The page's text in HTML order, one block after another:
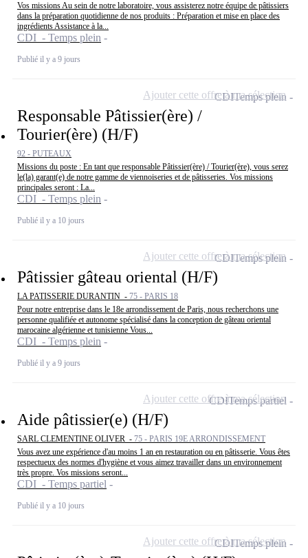
Vos missions Au sein de notre laboratoire, vous assisterez notre équipe de pâtissiers
dans la préparation quotidienne de nos produits : Préparation et mise en place des
ingrédients Assistance à la...
CDI - Temps plein
Publié il y a 9 jours
Responsable Pâtissier(ère) /
Tourier(ère) (H/F)
92 - PUTEAUX
Missions du poste : En tant que responsable Pâtissier(ère) / Tourier(ère), vous serez
le(la) garant(e) de notre gamme de viennoiseries et de pâtisseries. Vos missions
principales seront : La...
CDI - Temps plein
Publié il y a 10 jours
CDITemps plein
Ajouter cette offre à ma sélection
Pâtissier gâteau oriental (H/F)
LA PATISSERIE DURANTIN - 75 - PARIS 18
Pour notre entreprise dans le 18e arrondissement de Paris, nous recherchons une
personne qualifiée et autonome spécialisé dans la conception de gâteau oriental
marocaine algérienne et tunisienne Vous...
CDI - Temps plein
Publié il y a 9 jours
CDITemps plein
Ajouter cette offre à ma sélection
Aide pâtissier(e) (H/F)
SARL CLEMENTINE OLIVER - 75 - PARIS 19E ARRONDISSEMENT
Vous avez une expérience d'au moins 1 an en restauration ou en pâtisserie. Vous êtes
respectueux des normes d'hygiène et vous aimez travailler dans un environnement
très propre. Vos missions seront...
CDI - Temps partiel
Publié il y a 10 jours
CDITemps partiel
Ajouter cette offre à ma sélection
CDITemps plein
Ajouter cette offre à ma sélection